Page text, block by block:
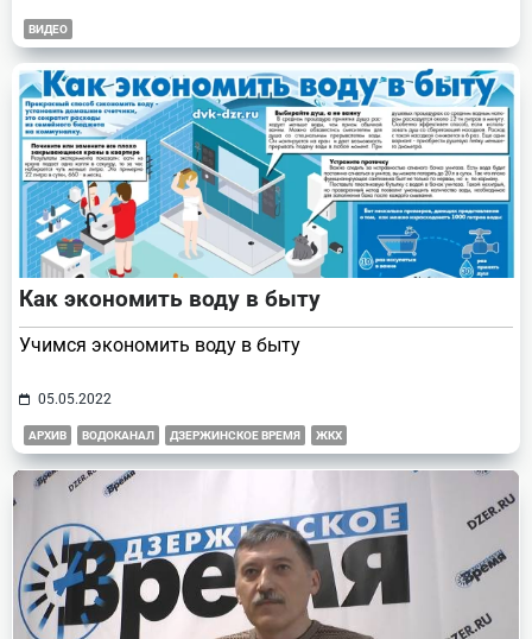
ВИДЕО
Как экономить воду в быту
Учимся экономить воду в быту
05.05.2022
АРХИВ ВОДОКАНАЛ ДЗЕРЖИНСКОЕ ВРЕМЯ ЖКХ